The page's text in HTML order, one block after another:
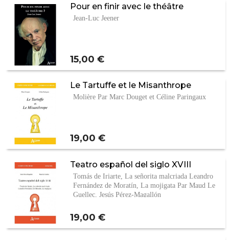
Pour en finir avec le théâtre
Jean-Luc Jeener
Prix
15,00 €
Le Tartuffe et le Misanthrope
Molière Par Marc Douget et Céline Paringaux
Prix
19,00 €
Teatro español del siglo XVIII
Tomás de Iriarte, La señorita malcriada Leandro
Fernández de Moratín, La mojigata Par Maud Le
Guellec, Jesús Pérez-Magallón
Prix
19,00 €